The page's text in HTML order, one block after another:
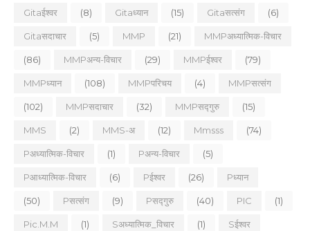
Gitaईश्वर (8) Gitaध्यान (15) Gitaसत्संग (6)
Gitaसदाचार (5) MMP (21) MMPअध्यात्मिक-विचार
(86) MMPअन्य-विचार (29) MMPईश्वर (79)
MMPध्यान (108) MMPपरिचय (4) MMPसत्संग
(102) MMPसदाचार (32) MMPसद्गुरु (15)
MMS (2) MMS-अ (12) Mmsss (74)
Pअध्यात्मिक-विचार (1) Pअन्य-विचार (5)
Pआध्यात्मिक-विचार (6) Pईश्वर (26) Pध्यान
(50) Pसत्संग (9) Pसद्गुरु (40) PIC (1)
Pic.m.m (1) Sअध्यात्मिक_विचार (1) Sईश्वर